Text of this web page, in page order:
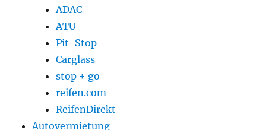
ADAC
ATU
Pit-Stop
Carglass
stop + go
reifen.com
ReifenDirekt
Autovermietung